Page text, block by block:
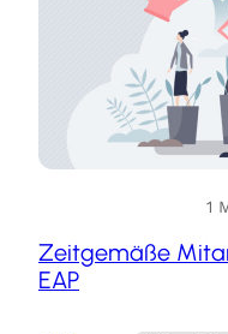
1
Zeitgemäße
EAP